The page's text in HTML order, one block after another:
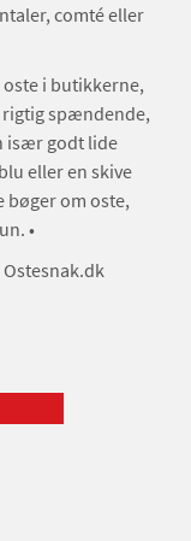
comté eller
oste i butikkerne,
rigtig spændende,
især godt lide
eller en skive
bøger om oste,
•